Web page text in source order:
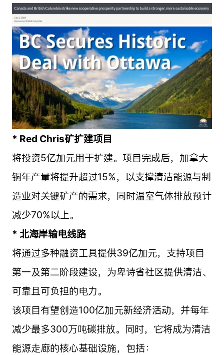
* Red Chris矿扩建项目
将投资5亿加元用于扩建。项目完成后，加拿大
铜年产量将提升超过15%，以支撑清洁能源与制
造业对关键矿产的需求，同时温室气体排放预计
减少70%以上。
* 北海岸输电线路
将通过多种融资工具提供39亿加元，支持项目
第一及第二阶段建设，为卑诗省社区提供清洁、
可靠且可负担的电力。
该项目有望创造100亿加元新经济活动，并每年
减少最多300万吨碳排放。同时，它将成为清洁
能源走廊的核心基础设施，包括：